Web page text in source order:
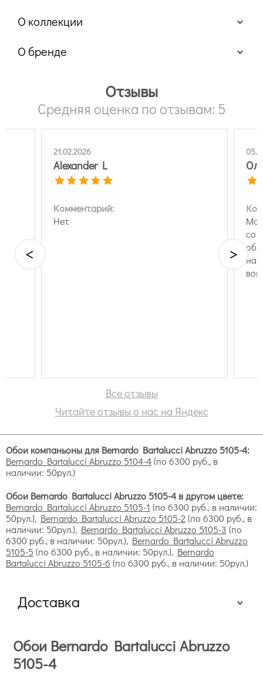
О коллекции
О бренде
Особенности виниловых обоев
Коллекции виниловых обоев
Флизелиновые обои
Отзывы
Средняя оценка по отзывам: 5
21.02.2026
Alexander L
Комментарий:
Нет
со
на
< >
Все отзывы
Читайте отзывы о нас на Яндекс
Обои компаньоны для Bernardo Bartalucci Abruzzo 5105-4:
Bernardo Bartalucci Abruzzo 5104-4(по 6300 руб., в
наличии: 50рул.)
Обои Bernardo Bartalucci Abruzzo 5105-4 в другом цвете:
Bernardo Bartalucci Abruzzo 5105-1 (по 6300 руб., в наличии:
50рул.), Bernardo Bartalucci Abruzzo 5105-2 (по 6300 руб., в
наличии: 50рул.), Bernardo Bartalucci Abruzzo 5105-3 (по
6300 руб., в наличии: 50рул.), Bernardo Bartalucci Abruzzo
5105-5 (по 6300 руб., в наличии: 50рул.), Bernardo
Bartalucci Abruzzo 5105-6 (по 6300 руб., в наличии: 50рул.)
Доставка
Обои Bernardo Bartalucci Abruzzo
5105-4